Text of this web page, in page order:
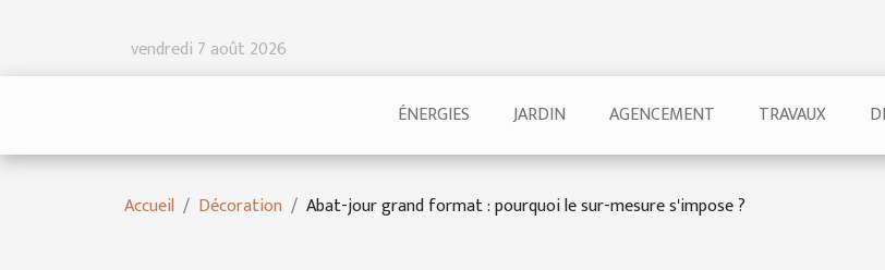
vendredi 7 août 2026
ÉNERGIES JARDIN AGENCEMENT TRAVAUX
Accueil Décoration Abat-jour grand format : pourquoi le sur-mesure s'impose ?